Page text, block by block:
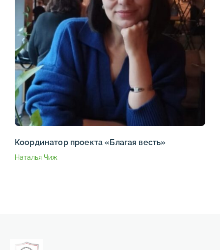
Координатор проекта «Благая весть»
Наталья Чиж